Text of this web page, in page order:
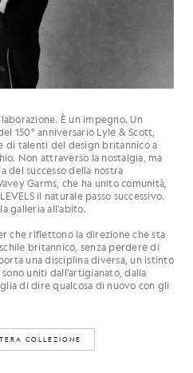
È un impegno. Un
150° anniversario Lyle & Scott,
di talenti del design britannico a
Non attraverso la nostalgia, ma
del successo della nostra
Garms, che ha unito comunità,
il naturale passo successivo.
galleria all'abito.
che riflettono la direzione che sta
britannico, senza perdere di
una disciplina diversa, un istinto
uniti dall'artigianato, dalla
di dire qualcosa di nuovo con gli
COLLEZIONE